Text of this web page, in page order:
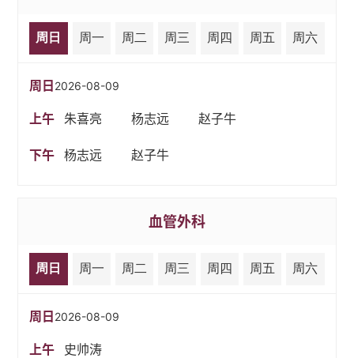
周日 周一 周二 周三 周四 周五 周六
周日 2026-08-09
上午 朱喜亮 杨志远 赵子牛
下午 杨志远 赵子牛
血管外科
周日 周一 周二 周三 周四 周五 周六
周日 2026-08-09
上午 史帅涛